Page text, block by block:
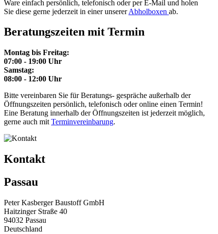
Ware einfach persönlich, telefonisch oder per E-Mail und holen
Sie diese gerne jederzeit in einer unsererAbholboxen ab.
Beratungszeiten mit Termin
Montag bis Freitag:
07:00 - 19:00 Uhr
Samstag:
08:00 - 12:00 Uhr
Bitte vereinbaren Sie für Beratungs- gespräche außerhalb der
Öffnungszeiten persönlich, telefonisch oder online einen Termin!
Eine Beratung innerhalb der Öffnungszeiten ist jederzeit möglich,
gerne auch mit Terminvereinbarung.
Kontakt
Passau
Peter Kasberger Baustoff GmbH
Haitzinger Straße 40
94032 Passau
Deutschland